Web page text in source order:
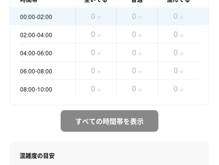
00:00-02:00 0 件 0 件 0 件
02:00-04:00 0 件 0 件 0 件
04:00-06:00 0 件 0 件 0 件
06:00-08:00 0 件 0 件 0 件
08:00-10:00 0 件 0 件 0 件
すべての時間帯を表示
混雑度の目安